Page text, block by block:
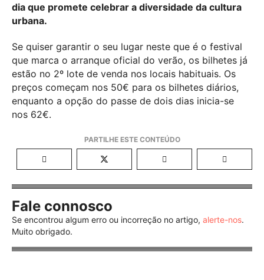
dia que promete celebrar a diversidade da cultura
urbana.
Se quiser garantir o seu lugar neste que é o festival
que marca o arranque oficial do verão, os bilhetes já
estão no 2º lote de venda nos locais habituais. Os
preços começam nos 50€ para os bilhetes diários,
enquanto a opção do passe de dois dias inicia-se
nos 62€.
Fale connosco
Se encontrou algum erro ou incorreção no artigo, alerte-nos.
Muito obrigado.